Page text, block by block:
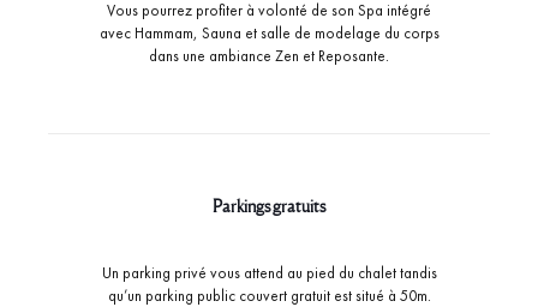
Vous pourrez profiter à volonté de son Spa intégré
avec Hammam, Sauna et salle de modelage du corps
dans une ambiance Zen et Reposante.
Parkings gratuits
Un parking privé vous attend au pied du chalet tandis
qu’un parking public couvert gratuit est situé à 50m.